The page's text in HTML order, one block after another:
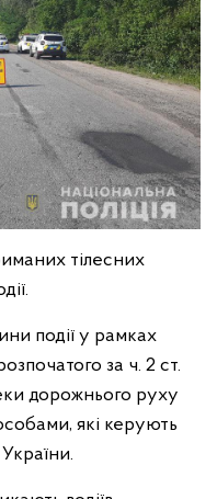
тілесних
події у рамках
за ч. 2 ст.
дорожнього руху
які керують